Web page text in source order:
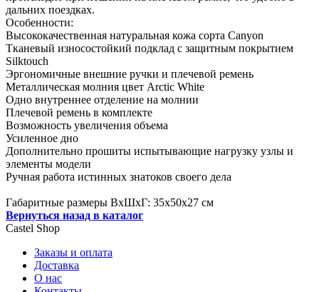
дальних поездках.
Особенности:
Высококачественная натуральная кожа сорта Canyon
Тканевый износостойкий подклад с защитным покрытием
Silktouch
Эргономичные внешние ручки и плечевой ремень
Металлическая молния цвет Arctic White
Одно внутреннее отделение на молнии
Плечевой ремень в комплекте
Возможность увеличения объема
Усиленное дно
Дополнительно прошиты испытывающие нагрузку узлы и
элементы модели
Ручная работа истинных знатоков своего дела
Габаритные размеры ВхШхГ: 35х50х27 см
Вернуться назад в каталог
Castel Shop
Заказы и оплата
Доставка
О нас